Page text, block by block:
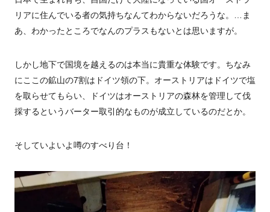
リアに住んでいる者の気持ちなんてわからないだろうな。…ま
あ、わかったところでなんのプラスもないとは思いますが。
しかし地下で国境を越えるのは本当に貴重な体験です。ちなみ
にここの鉱山の7割はドイツ領の下。オーストリアはドイツで塩
を取らせてもらい、ドイツはオーストリアの森林を管理して伐
採するというバーター取引的なものが成立しているのだとか。
そしていよいよ噂のすべり台！